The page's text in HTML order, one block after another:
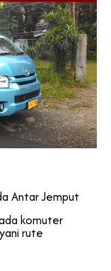
Antar Jemput
komuter
rute